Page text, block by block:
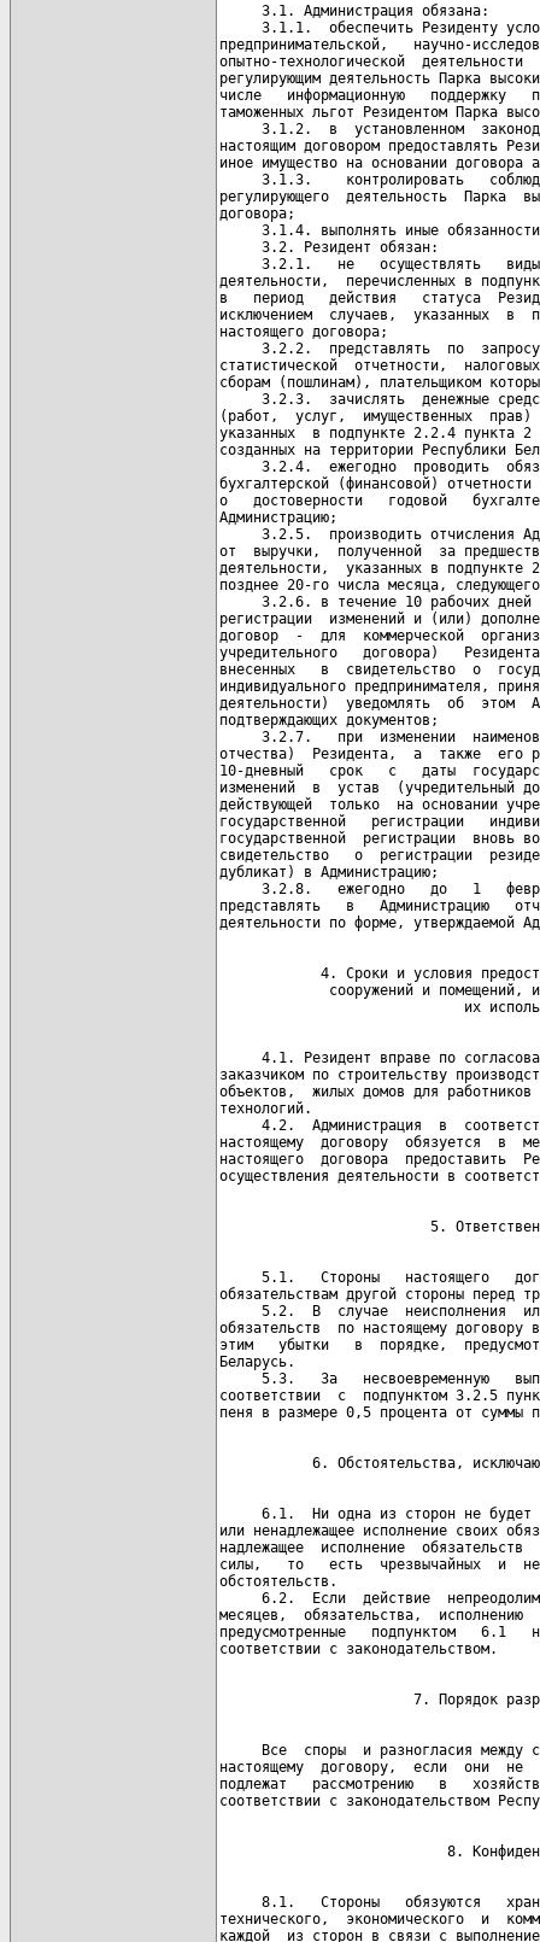
     3.1. Администрация обязана:
3.1.1.  обеспечить Резиденту
предпринимательской,   научно-
опытно-технологической
регулирующим деятельность Парка
числе   информационную   поддержку
таможенных льгот Резидентом Парка
3.1.2.  в  установленном
настоящим договором предоставлять
иное имущество на основании договора
3.1.3.    контролировать
регулирующего  деятельность  Парка
договора;
3.1.4. выполнять иные
     3.2. Резидент обязан:
3.2.1.   не   осуществлять
деятельности,  перечисленных в
в   период   действия   статуса
исключением  случаев,  указанных  в
настоящего договора;
3.2.2.  представлять  по
статистической  отчетности,
сборам (пошлинам), плательщиком
3.2.3.  зачислять  денежные
(работ,  услуг,  имущественных  прав)
указанных  в подпункте 2.2.4 пункта 2
созданных на территории Республики
3.2.4.  ежегодно  проводить
бухгалтерской (финансовой)
о   достоверности   годовой
Администрацию;
3.2.5.  производить отчисления
от  выручки,  полученной  за
деятельности,  указанных в
позднее 20-го числа месяца,
3.2.6. в течение 10 рабочих
регистрации  изменений и (или)
договор  -  для  коммерческой
учредительного   договора)
внесенных   в  свидетельство  о
индивидуального предпринимателя,
деятельности)  уведомлять  об  этом
подтверждающих документов;
3.2.7.   при  изменении
отчества)  Резидента,  а  также  его
10-дневный   срок   с   даты
изменений  в  устав  (учредительный
действующей  только  на основании
государственной   регистрации
государственной  регистрации  вновь
свидетельство   о  регистрации
дубликат) в Администрацию;
3.2.8.   ежегодно   до   1
представлять   в   Администрацию
4. Сроки и условия
сооружений и помещений,
4.1. Резидент вправе по
заказчиком по строительству
объектов,  жилых домов для работников
технологий.
4.2.  Администрация  в
настоящему  договору  обязуется  в
настоящего  договора  предоставить
5.1.   Стороны   настоящего
обязательствам другой стороны перед
5.2.  В  случае  неисполнения
обязательств  по настоящему договору
этим   убытки   в  порядке,
Беларусь.
5.3.   За   несвоевременную
соответствии  с  подпунктом 3.2.5
6.1.  Ни одна из сторон не
или ненадлежащее исполнение своих
надлежащее  исполнение  обязательств
силы,   то   есть  чрезвычайных  и
обстоятельств.
6.2.  Если  действие
месяцев,  обязательства,  исполнению
предусмотренные   подпунктом   6.1
Все  споры  и разногласия между
настоящему  договору,  если  они  не
подлежат   рассмотрению   в
8.1.   Стороны   обязуются
технического,  экономического  и
каждой  из сторон в связи с